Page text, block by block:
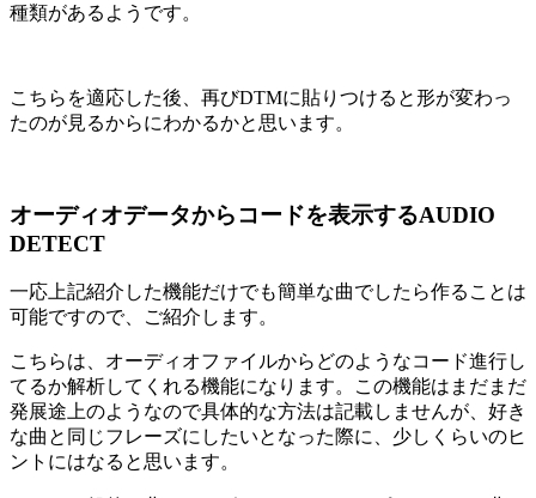
種類があるようです。
こちらを適応した後、再びDTMに貼りつけると形が変わっ
たのが見るからにわかるかと思います。
オーディオデータからコードを表示するAUDIO
DETECT
一応上記紹介した機能だけでも簡単な曲でしたら作ることは
可能ですので、ご紹介します。
こちらは、オーディオファイルからどのようなコード進行し
てるか解析してくれる機能になります。この機能はまだまだ
発展途上のようなので具体的な方法は記載しませんが、好き
な曲と同じフレーズにしたいとなった際に、少しくらいのヒ
ントにはなると思います。